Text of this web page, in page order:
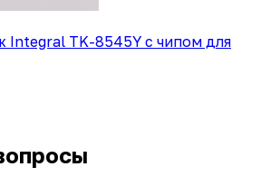
Integral TK-8545Y с чипом для